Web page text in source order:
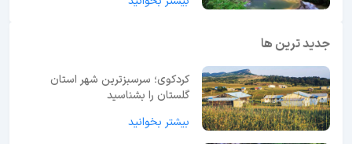
جدید ترین ها
کردکوی؛ سرسبزترین شهر استان
گلستان را بشناسید
بیشتر بخوانید